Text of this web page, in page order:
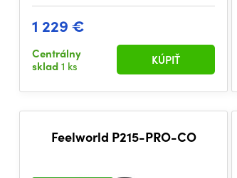
1 229 €
Centrálny
sklad1 ks KÚPIŤ
Feelworld P215-PRO-CO